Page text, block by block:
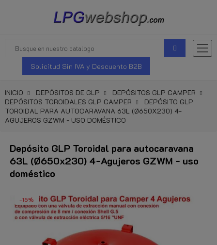
Solicitud Sin IVA y Descuento B2B
INICIO DEPÓSITOS DE GLP
DEPÓSITOS GLP CAMPER
DEPÓSITOS TOROIDALES GLP CAMPER
DEPÓSITO GLP
TOROIDAL PARA AUTOCARAVANA 63L (Ø650X230) 4-
AGUJEROS GZWM - USO DOMÉSTICO
Depósito GLP Toroidal para autocaravana
63L (Ø650x230) 4-Agujeros GZWM - uso
doméstico
-15%